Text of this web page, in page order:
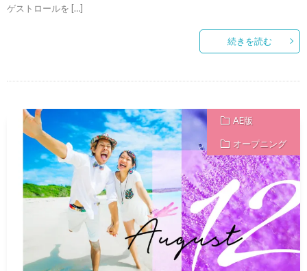
ゲストロールを […]
続きを読む
AE版
オープニング